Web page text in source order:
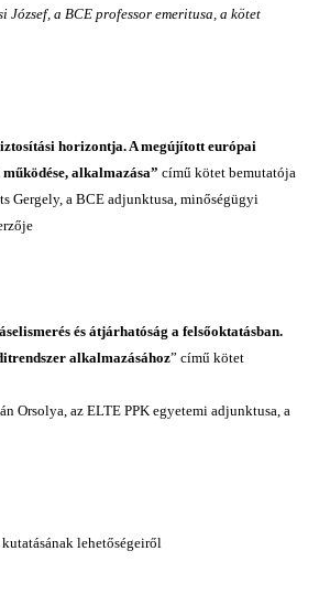
József, a BCE professor emeritusa, a kötet
horizontja. A megújított európai
alkalmazása” című kötet bemutatója
Gergely, a BCE adjunktusa, minőségügyi
és átjárhatóság a felsőoktatásban.
alkalmazásához” című kötet
Orsolya, az ELTE PPK egyetemi adjunktusa, a
lehetőségeiről